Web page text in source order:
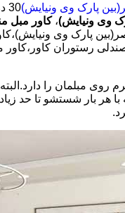
پارک وی ونیایش)
وی ونیایش)، کاور مبل
پارک وی
رستوران کاور،کاور
را دارد.البته
با هر بار شستشو تا حد